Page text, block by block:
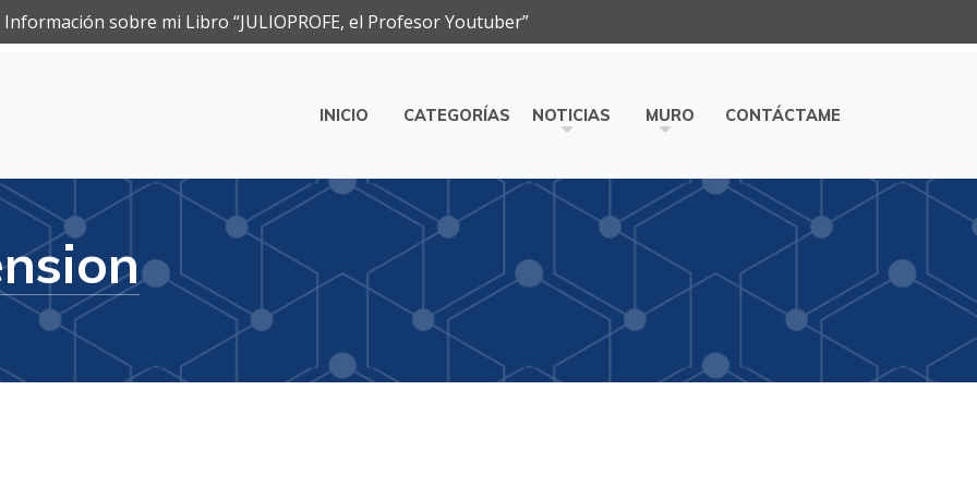
Información sobre mi Libro “JULIOPROFE, el Profesor Youtuber”
INICIO CATEGORÍAS NOTICIAS MURO CONTÁCTAME